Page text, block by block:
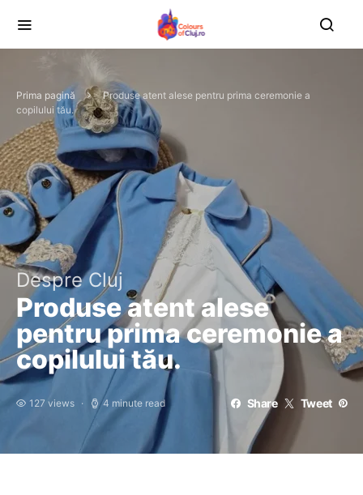
Prima pagină
Produse atent alese pentru prima ceremonie a
copilului tău.
Despre Cluj
Produse atent alese
pentru prima ceremonie a
copilului tău.
127 views 4 minute read Share Tweet